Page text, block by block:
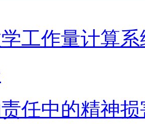
工作量计算
任中的精神